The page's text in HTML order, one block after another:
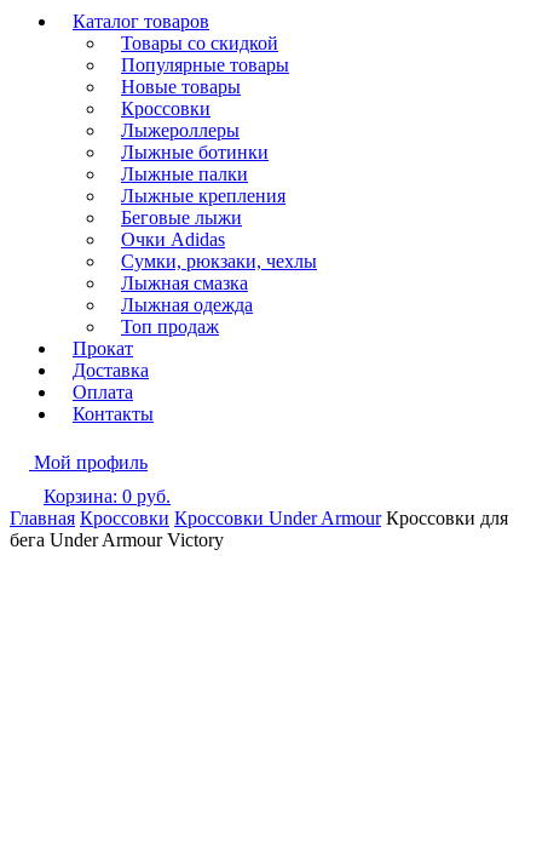
Каталог товаров
Товары со скидкой
Популярные товары
Новые товары
Кроссовки
Лыжероллеры
Лыжные ботинки
Лыжные палки
Лыжные крепления
Беговые лыжи
Очки Adidas
Сумки, рюкзаки, чехлы
Лыжная смазка
Лыжная одежда
Топ продаж
Прокат
Доставка
Оплата
Контакты
Мой профиль
Корзина: 0 руб.
Главная Кроссовки Кроссовки Under Armour Кроссовки для
бега Under Armour Victory